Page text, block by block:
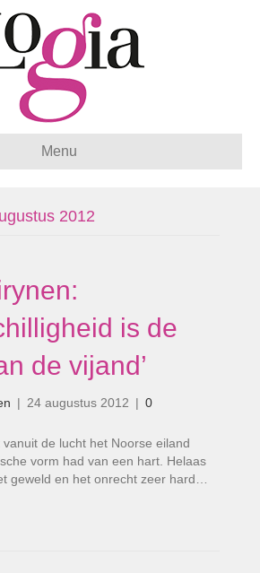
Menu
2012
is de
de vijand’
| 24 augustus 2012 | 0
de lucht het Noorse eiland
vorm had van een hart. Helaas
geweld en het onrecht zeer hard…